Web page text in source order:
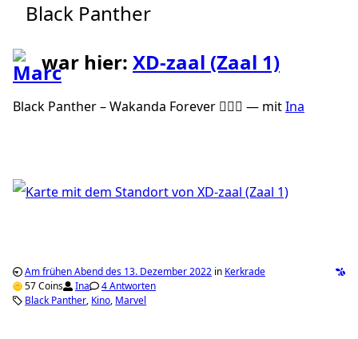
Black Panther
war hier: XD-zaal (Zaal 1)
Black Panther – Wakanda Forever 🙅🏿‍♂️ — mitIna
Am frühen Abend des 13. Dezember 2022 in Kerkrade
57 Coins
Ina
4 Antworten
Black Panther Kino Marvel